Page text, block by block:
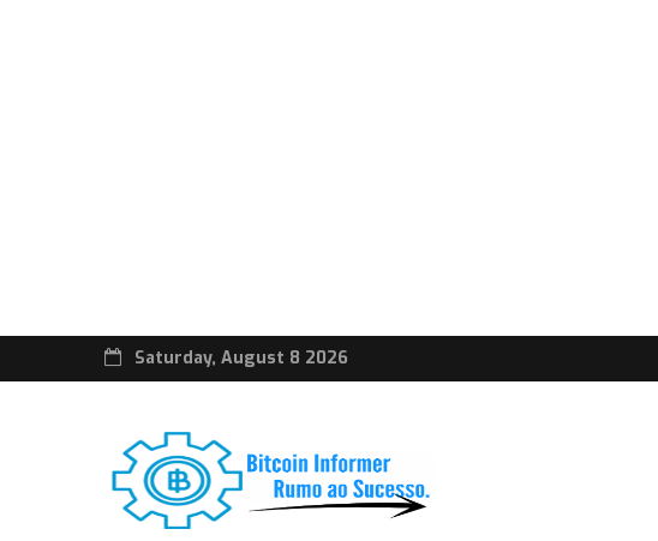
Saturday, August 8 2026